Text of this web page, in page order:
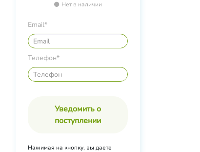
Нет в наличии
Email*
Телефон*
Уведомить о
поступлении
Нажимая на кнопку, вы даете